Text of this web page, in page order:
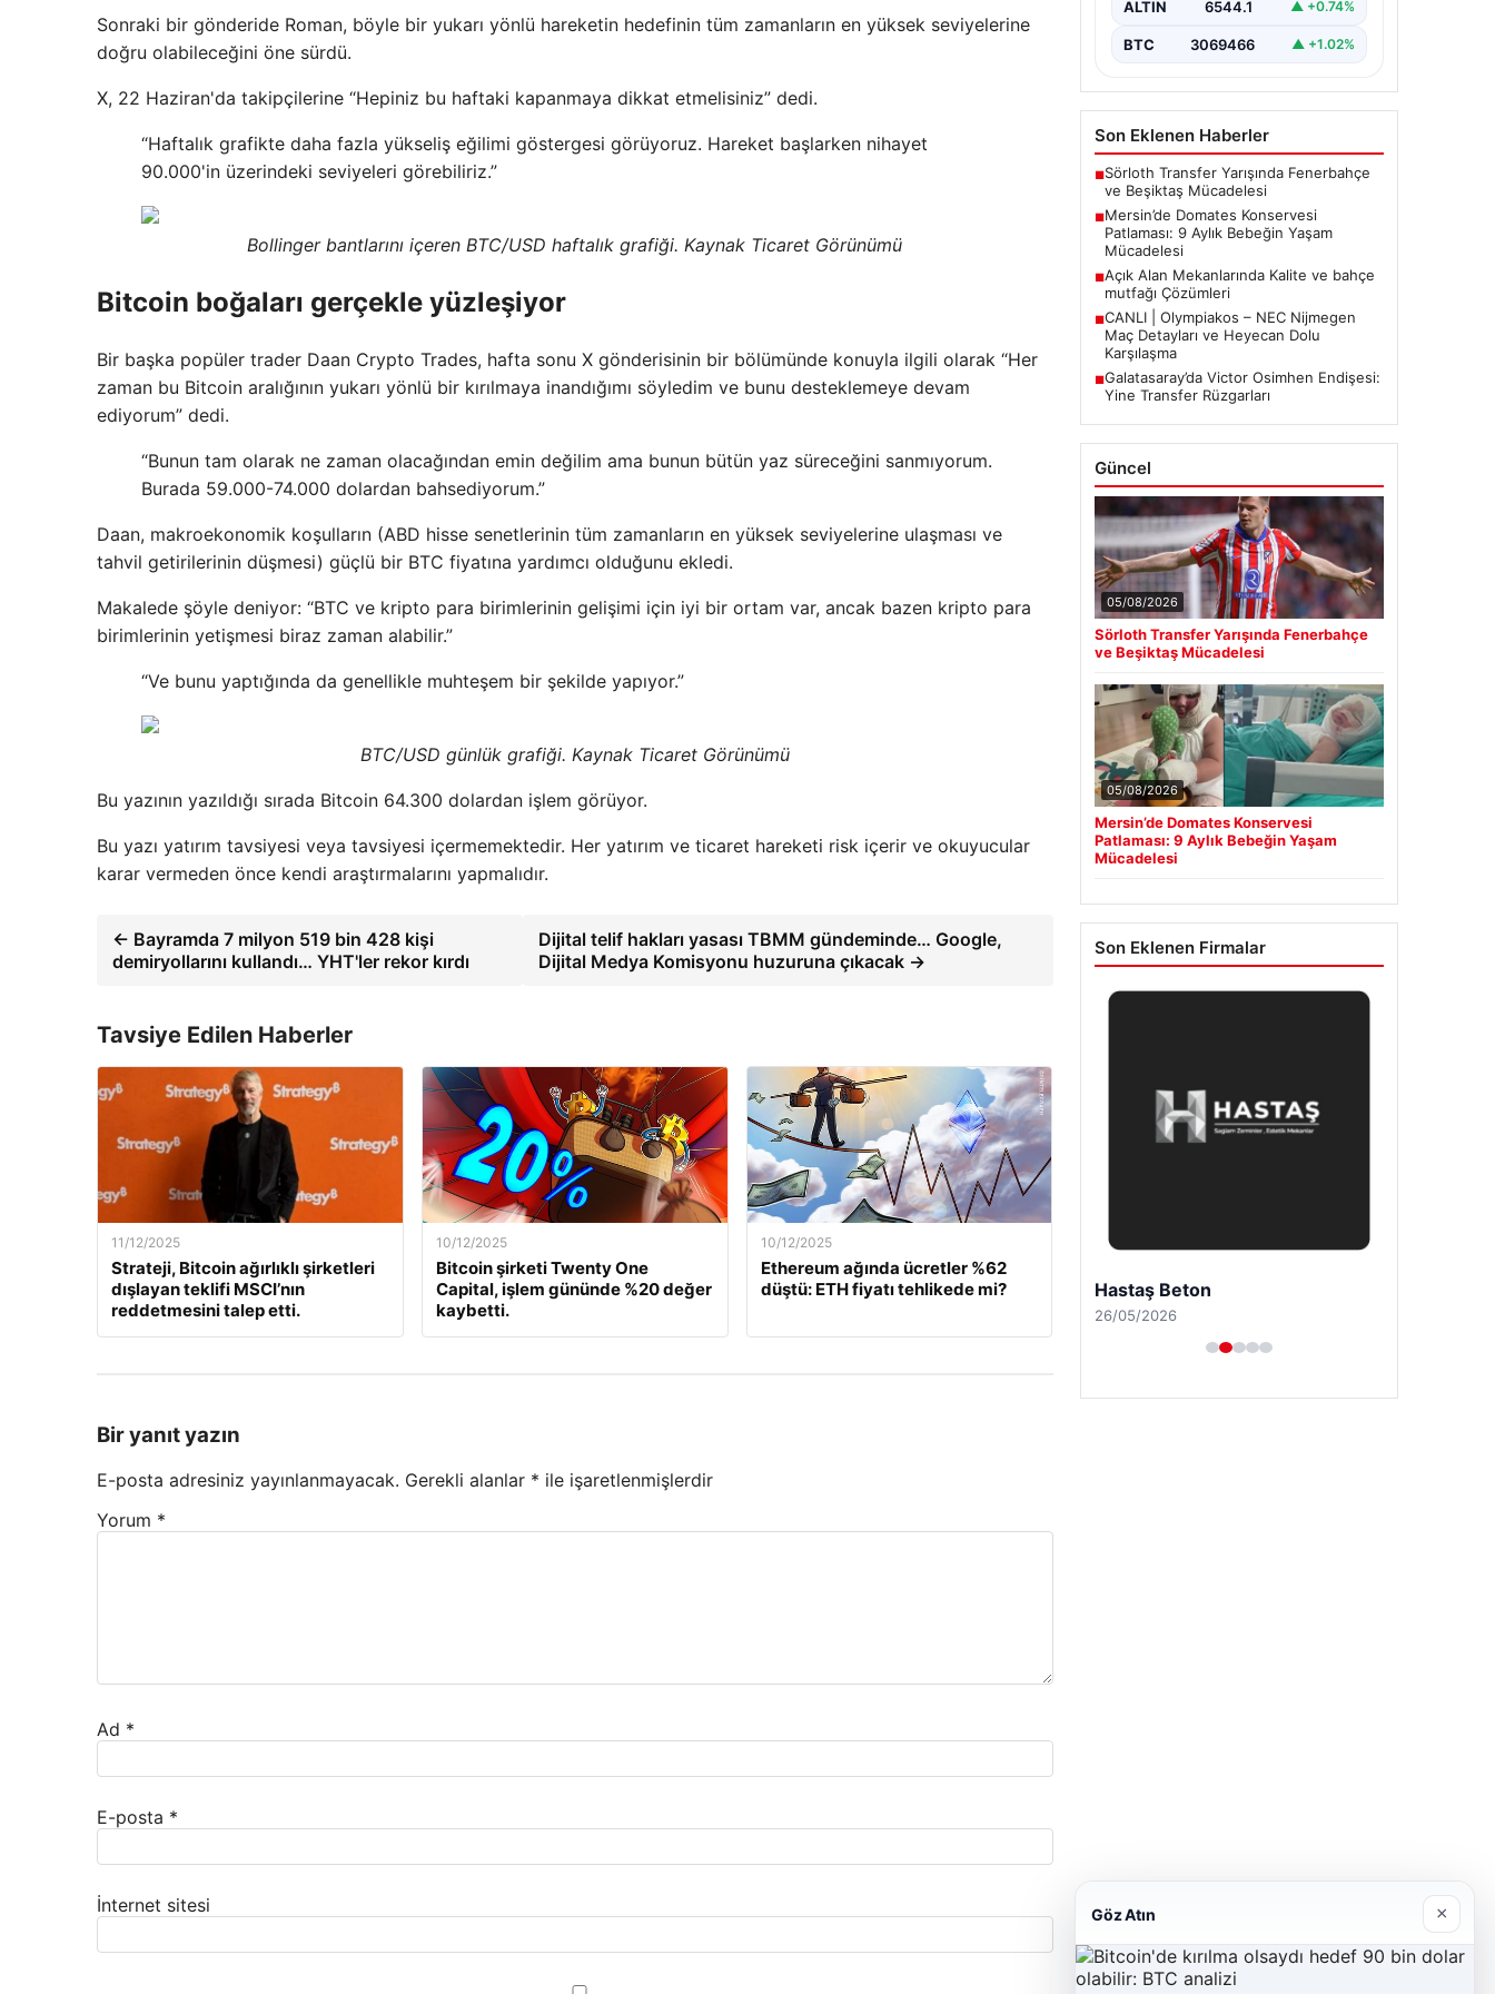
Sonraki bir gönderide Roman, böyle bir yukarı yönlü hareketin hedefinin tüm zamanların en yüksek seviyelerine
doğru olabileceğini öne sürdü.
X, 22 Haziran'da takipçilerine “Hepiniz bu haftaki kapanmaya dikkat etmelisiniz” dedi.
“Haftalık grafikte daha fazla yükseliş eğilimi göstergesi görüyoruz. Hareket başlarken nihayet
90.000'in üzerindeki seviyeleri görebiliriz.”
Bollinger bantlarını içeren BTC/USD haftalık grafiği. Kaynak Ticaret Görünümü
Bitcoin boğaları gerçekle yüzleşiyor
Bir başka popüler trader Daan Crypto Trades, hafta sonu X gönderisinin bir bölümünde konuyla ilgili olarak “Her
zaman bu Bitcoin aralığının yukarı yönlü bir kırılmaya inandığımı söyledim ve bunu desteklemeye devam
ediyorum” dedi.
“Bunun tam olarak ne zaman olacağından emin değilim ama bunun bütün yaz süreceğini sanmıyorum.
Burada 59.000-74.000 dolardan bahsediyorum.”
Daan, makroekonomik koşulların (ABD hisse senetlerinin tüm zamanların en yüksek seviyelerine ulaşması ve
tahvil getirilerinin düşmesi) güçlü bir BTC fiyatına yardımcı olduğunu ekledi.
Makalede şöyle deniyor: “BTC ve kripto para birimlerinin gelişimi için iyi bir ortam var, ancak bazen kripto para
birimlerinin yetişmesi biraz zaman alabilir.”
“Ve bunu yaptığında da genellikle muhteşem bir şekilde yapıyor.”
BTC/USD günlük grafiği. Kaynak Ticaret Görünümü
Bu yazının yazıldığı sırada Bitcoin 64.300 dolardan işlem görüyor.
Bu yazı yatırım tavsiyesi veya tavsiyesi içermemektedir. Her yatırım ve ticaret hareketi risk içerir ve okuyucular
karar vermeden önce kendi araştırmalarını yapmalıdır.
← Bayramda 7 milyon 519 bin 428 kişi
demiryollarını kullandı… YHT'ler rekor kırdı
Dijital telif hakları yasası TBMM gündeminde… Google,
Dijital Medya Komisyonu huzuruna çıkacak →
Tavsiye Edilen Haberler
11/12/2025
Strateji, Bitcoin ağırlıklı şirketleri
dışlayan teklifi MSCI’nın
reddetmesini talep etti.
10/12/2025
Bitcoin şirketi Twenty One
Capital, işlem gününde %20 değer
kaybetti.
10/12/2025
Ethereum ağında ücretler %62
düştü: ETH fiyatı tehlikede mi?
Bir yanıt yazın
E-posta adresiniz yayınlanmayacak. Gerekli alanlar * ile işaretlenmişlerdir
Yorum *
Ad *
E-posta *
İnternet sitesi
tarihinde…
ALTIN 6544.1 ▲ +0.74%
BTC 3069466 ▲ +1.02%
Son Eklenen Haberler
■Sörloth Transfer Yarışında Fenerbahçe
ve Beşiktaş Mücadelesi
■Mersin’de Domates Konservesi
Patlaması: 9 Aylık Bebeğin Yaşam
Mücadelesi
■Açık Alan Mekanlarında Kalite ve bahçe
mutfağı Çözümleri
■CANLI | Olympiakos – NEC Nijmegen
Maç Detayları ve Heyecan Dolu
Karşılaşma
■Galatasaray’da Victor Osimhen Endişesi:
Yine Transfer Rüzgarları
Güncel
05/08/2026
Sörloth Transfer Yarışında Fenerbahçe
ve Beşiktaş Mücadelesi
05/08/2026
Mersin’de Domates Konservesi
Patlaması: 9 Aylık Bebeğin Yaşam
Mücadelesi
Son Eklenen Firmalar
Hastaş Beton
26/05/2026
Göz Atın ×